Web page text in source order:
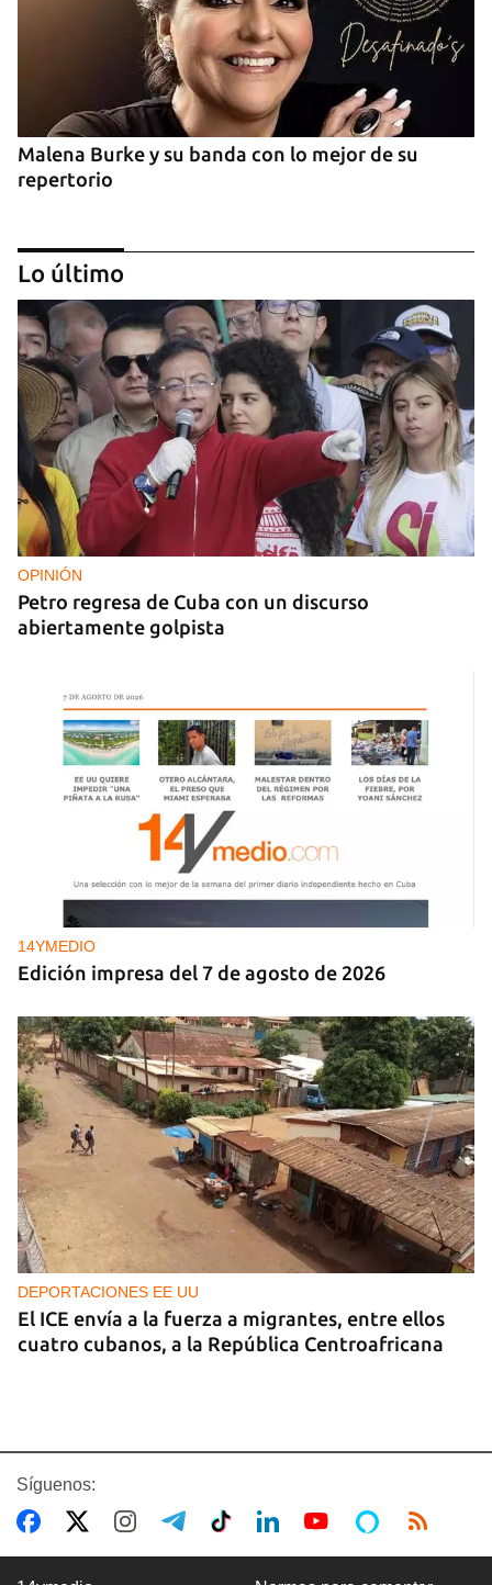
Malena Burke y su banda con lo mejor de su
repertorio
Arturo Sandoval en concierto junto a Chucho
Valdés
Lo último
OPINIÓN
Petro regresa de Cuba con un discurso
abiertamente golpista
14YMEDIO
Edición impresa del 7 de agosto de 2026
DEPORTACIONES EE UU
El ICE envía a la fuerza a migrantes, entre ellos
cuatro cubanos, a la República Centroafricana
Síguenos: